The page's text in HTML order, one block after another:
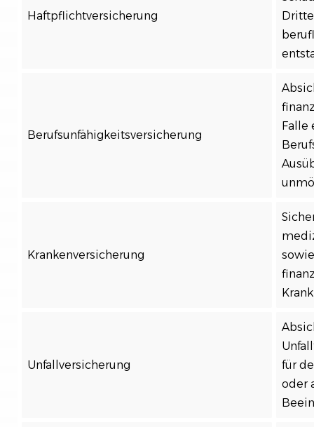
Haftpflichtversicherung
Berufsunfähigkeitsversicherung
Falle
Krankenversicherung
Unfallversicherung
für
oder